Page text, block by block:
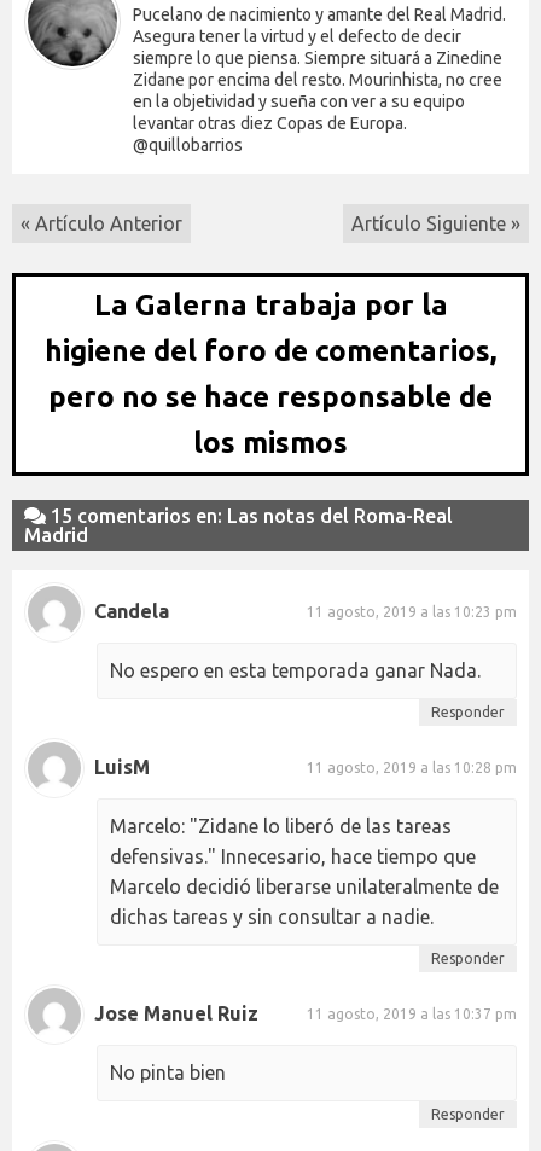
Pucelano de nacimiento y amante del Real Madrid.
Asegura tener la virtud y el defecto de decir
siempre lo que piensa. Siempre situará a Zinedine
Zidane por encima del resto. Mourinhista, no cree
en la objetividad y sueña con ver a su equipo
levantar otras diez Copas de Europa.
@quillobarrios
« Artículo Anterior Artículo Siguiente »
La Galerna trabaja por la
higiene del foro de comentarios,
pero no se hace responsable de
los mismos
15 comentarios en: Las notas del Roma-Real
Madrid
Candela 11 agosto, 2019 a las 10:23 pm
No espero en esta temporada ganar Nada.
Responder
LuisM 11 agosto, 2019 a las 10:28 pm
Marcelo: "Zidane lo liberó de las tareas
defensivas." Innecesario, hace tiempo que
Marcelo decidió liberarse unilateralmente de
dichas tareas y sin consultar a nadie.
Responder
Jose Manuel Ruiz 11 agosto, 2019 a las 10:37 pm
No pinta bien
Responder